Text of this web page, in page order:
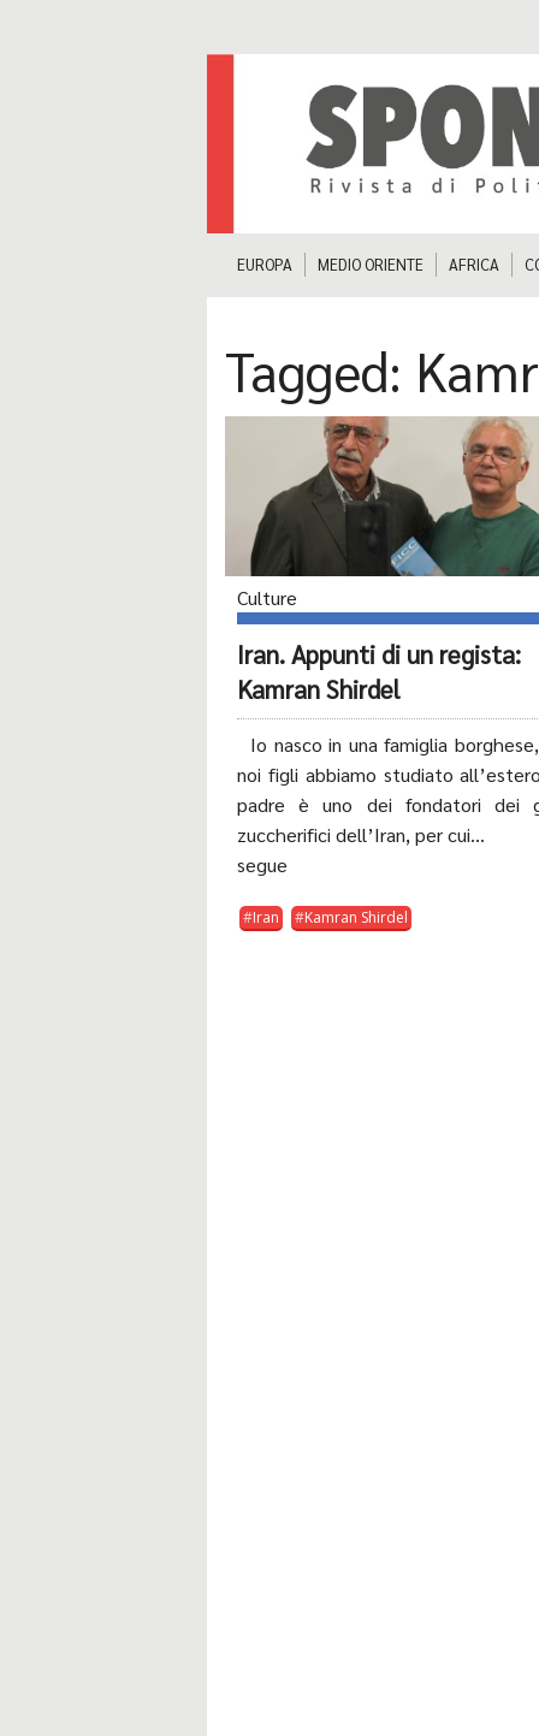
EUROPA MEDIO ORIENTE AFRICA
Tagged:
Culture
Iran. Appunti di un regista:
Kamran Shirdel
Io nasco in una famiglia
noi figli abbiamo studiato
padre è uno dei fondatori dei
zuccherifici dell’Iran, per cui...
segue
Iran Kamran Shirdel